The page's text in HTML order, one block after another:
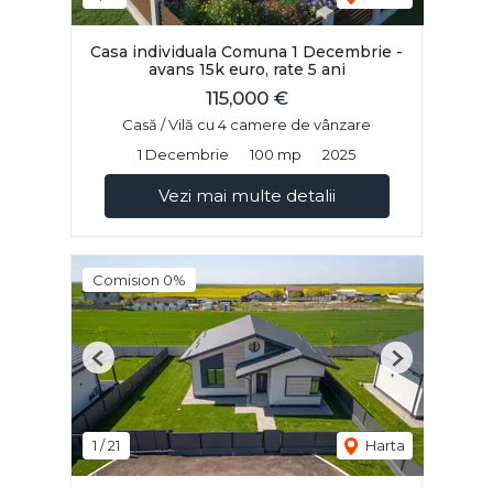
Casa individuala Comuna 1 Decembrie -
avans 15k euro, rate 5 ani
115,000 €
Casă / Vilă cu 4 camere de vânzare
1 Decembrie
100 mp 2025
Vezi mai multe detalii
Comision 0%
1 /21 Harta
Previous Next